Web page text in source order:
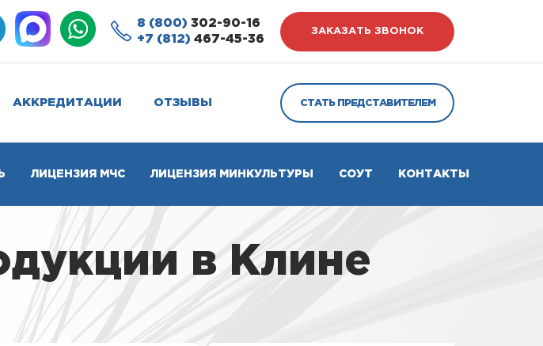
8 (800) 302-90-16
+7 (812) 467-45-36
ЗАКАЗАТЬ ЗВОНОК
АККРЕДИТАЦИИ ОТЗЫВЫ СТАТЬ ПРЕДСТАВИТЕЛЕМ
ЛИЦЕНЗИЯ МЧС ЛИЦЕНЗИЯ МИНКУЛЬТУРЫ СОУТ КОНТАКТЫ
в Клине